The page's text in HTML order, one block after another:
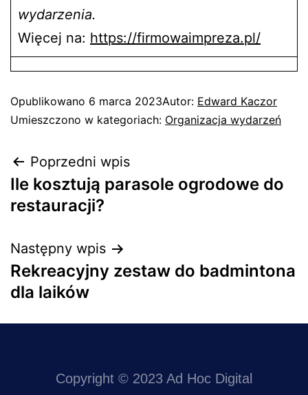
wydarzenia.
Więcej na: https://firmowaimpreza.pl/
Opublikowano 6 marca 2023Autor: Edward Kaczor
Umieszczono w kategoriach: Organizacja wydarzeń
Poprzedni wpis
Ile kosztują parasole ogrodowe do
restauracji?
Następny wpis
Rekreacyjny zestaw do badmintona
dla laików
Copyright © 2023 Ad Hoc Digital